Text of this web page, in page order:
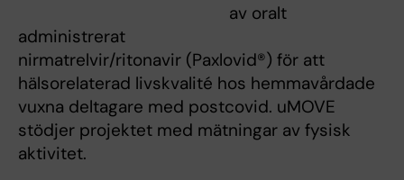
av oralt
administrerat
nirmatrelvir/ritonavir (Paxlovid®) för att
hälsorelaterad livskvalité hos hemmavårdade
vuxna deltagare med postcovid. uMOVE
stödjer projektet med mätningar av fysisk
aktivitet.